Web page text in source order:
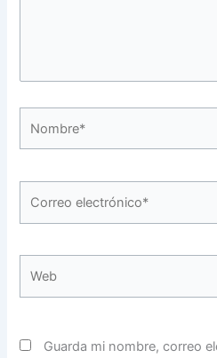
electrónico*
Guarda mi nombre, correo